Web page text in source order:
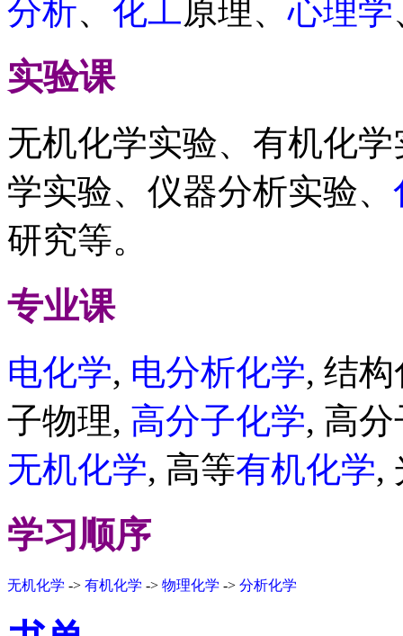
分析、 化工原理、心理学
实验课
无机化学实验、有机化
学实验、仪器分析实验、
研究等。
专业课
电化学, 电分析化学, 结
子物理, 高分子化学, 高
无机化学, 高等有机化学,
学习顺序
无机化学 -> 有机化学 -> 物理化学 -> 分析化学